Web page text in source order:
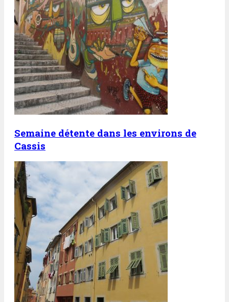
Semaine détente dans les environs de
Cassis